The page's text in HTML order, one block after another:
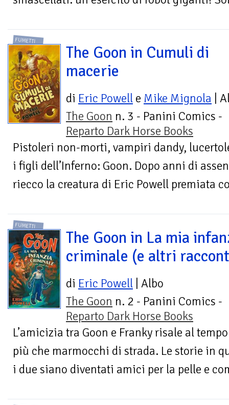
FUMETTI
The Goon in Cumuli di
macerie
di Eric Powell e Mike Mignola |
The Goon n. 3 - Panini Comics -
Reparto Dark Horse Books
Pistoleri non-morti, vampiri dandy,
i figli dell’Inferno: Goon. Dopo anni di
riecco la creatura di Eric Powell premiata
FUMETTI
The Goon in La mia
criminale (e altri
di Eric Powell | Albo
The Goon n. 2 - Panini Comics -
Reparto Dark Horse Books
L’amicizia tra Goon e Franky risale al
più che marmocchi di strada. Le storie in
i due siano diventati amici per la pelle e